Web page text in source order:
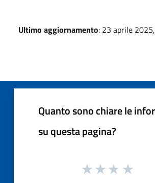
Ultimo aggiornamento: 23 aprile
Quanto sono chiare le
su questa pagina?